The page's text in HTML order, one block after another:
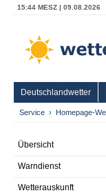
15:44 MESZ | 09.08.2026
Deutschlandwetter
Service Homepage-
Übersicht
Warndienst
Wetterauskunft